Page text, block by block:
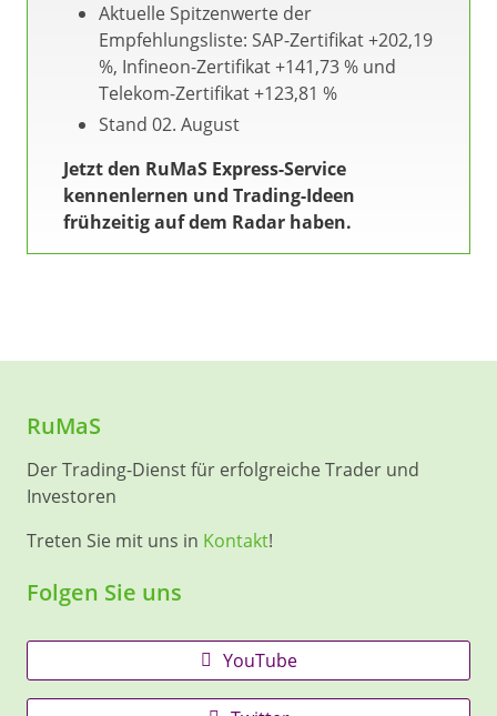
Aktuelle Spitzenwerte der
Empfehlungsliste: SAP-Zertifikat +202,19
%, Infineon-Zertifikat +141,73 % und
Telekom-Zertifikat +123,81 %
Stand 02. August
Jetzt den RuMaS Express-Service
kennenlernen und Trading-Ideen
frühzeitig auf dem Radar haben.
RuMaS
Der Trading-Dienst für erfolgreiche Trader und
Investoren
Treten Sie mit uns in Kontakt!
Folgen Sie uns
YouTube